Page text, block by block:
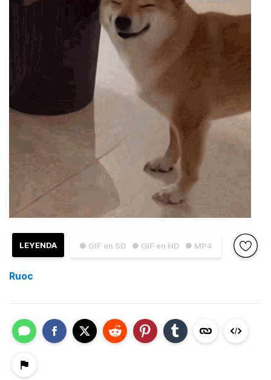
● GIF en SD ● GIF en HD ● MP4
LEYENDA
Ruoc